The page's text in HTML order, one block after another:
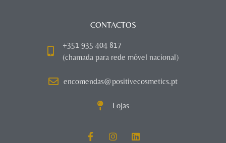
CONTACTOS
+351 935 404 817
(chamada para rede móvel nacional)
encomendas@positivecosmetics.pt
Lojas